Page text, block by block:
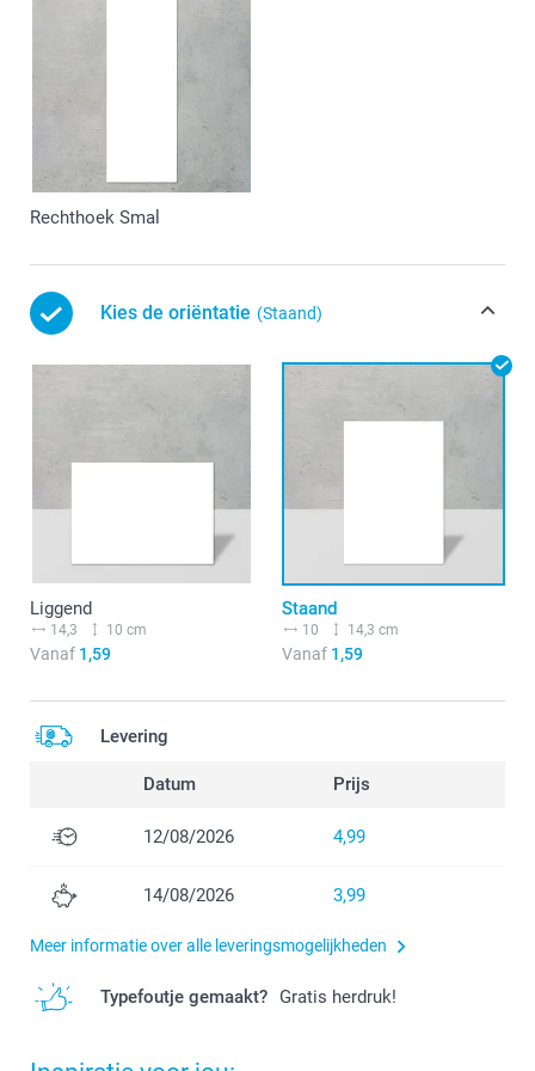
Rechthoek Smal
Kies de oriëntatie (Staand)
Liggend
14,3 10 cm
Vanaf 1,59
Staand
10 14,3 cm
Vanaf1,59
Levering
Datum Prijs
12/08/2026 4,99
14/08/2026 3,99
Meer informatie over alle leveringsmogelijkheden
Typefoutje gemaakt? Gratis herdruk!